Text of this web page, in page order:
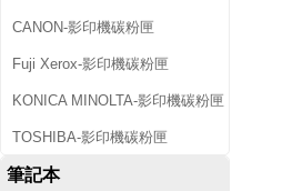
CANON-影印機碳粉匣
Fuji Xerox-影印機碳粉匣
KONICA MINOLTA-影印機碳粉匣
TOSHIBA-影印機碳粉匣
筆記本